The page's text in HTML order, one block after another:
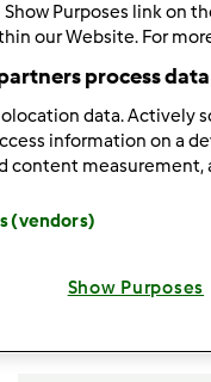
Purposes link on
our Website. For
process
data. Actively
information on a
content measurement,
(vendors)
Show Purposes